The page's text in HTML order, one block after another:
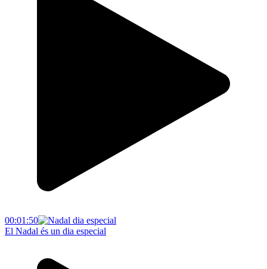
00:01:50
El Nadal és un dia especial